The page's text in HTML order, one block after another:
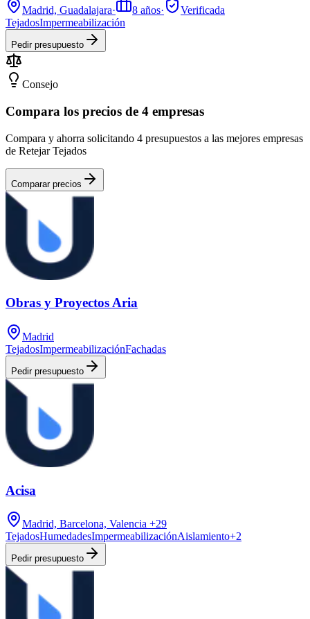
Madrid, Guadalajara· 8 años·
Verificada
TejadosImpermeabilización
Pedir presupuesto
Consejo
Compara los precios de 4 empresas
Compara y ahorra solicitando 4 presupuestos a las mejores empresas
de Retejar Tejados
Comparar precios
Obras y Proyectos Aria
Madrid
TejadosImpermeabilizaciónFachadas
Pedir presupuesto
Acisa
Madrid, Barcelona, Valencia +29
TejadosHumedadesImpermeabilizaciónAislamiento+2
Pedir presupuesto